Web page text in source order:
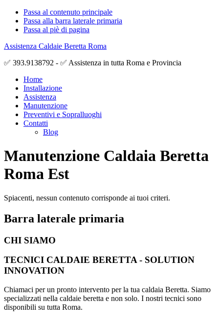
Passa al contenuto principale
Passa alla barra laterale primaria
Passa al piè di pagina
Assistenza Caldaie Beretta Roma
✅ 393.9138792 - ✅ Assistenza in tutta Roma e Provincia
Home
Installazione
Assistenza
Manutenzione
Preventivi e Sopralluoghi
Contatti
Blog
Manutenzione Caldaia Beretta
Roma Est
Spiacenti, nessun contenuto corrisponde ai tuoi criteri.
Barra laterale primaria
CHI SIAMO
TECNICI CALDAIE BERETTA - SOLUTION
INNOVATION
Chiamaci per un pronto intervento per la tua caldaia Beretta. Siamo
specializzati nella caldaie beretta e non solo. I nostri tecnici sono
disponibili su tutta Roma.